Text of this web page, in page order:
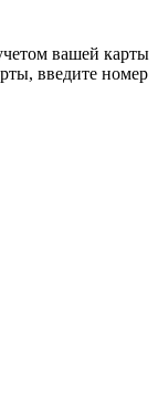
вашей карты
введите номер